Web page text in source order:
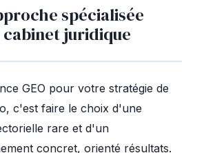
spécialisée
cabinet juridique
GEO pour votre stratégie de
c'est faire le choix d'une
rare et d'un
concret, orienté résultats.